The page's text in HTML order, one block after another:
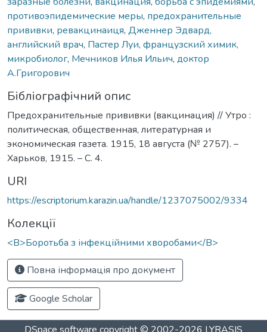
противоэпидемические меры, предохранительные
прививки, ревакцинаиця, Дженнер Эдвард,
английский врач, Пастер Луи, французский химик,
микробиолог, Мечников Илья Ильич, доктор
А.Григорович
Бібліографічний опис
Предохранительные прививки (вакцинация) // Утро :
политическая, общественная, литературная и
экономическая газета. 1915, 18 августа (№ 2757). –
Харьков, 1915. – С. 4.
URI
https://escriptorium.karazin.ua/handle/1237075002/9334
Колекції
<B>Боротьба з інфекційними хворобами</B>
Повна інформація про документ
Google Scholar